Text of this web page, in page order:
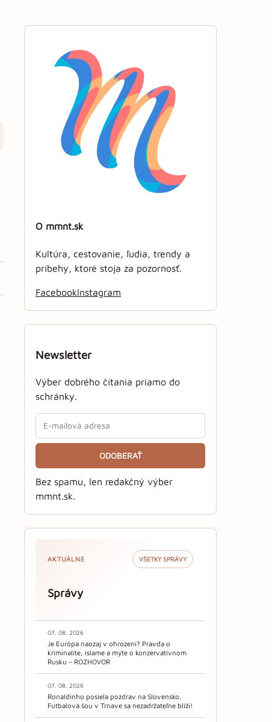
O mmnt.sk
Kultúra, cestovanie, ľudia, trendy a
príbehy, ktoré stoja za pozornosť.
FacebookInstagram
Newsletter
Výber dobrého čítania priamo do
schránky.
ODOBERAŤ
Bez spamu, len redakčný výber
mmnt.sk.
AKTUÁLNE VŠETKY SPRÁVY
Správy
07. 08. 2026
Je Európa naozaj v ohrození? Pravda o
kriminalite, islame a mýte o konzervatívnom
Rusku – ROZHOVOR
07. 08. 2026
Ronaldinho posiela pozdrav na Slovensko.
Futbalová šou v Trnave sa nezadržateľne blíži!